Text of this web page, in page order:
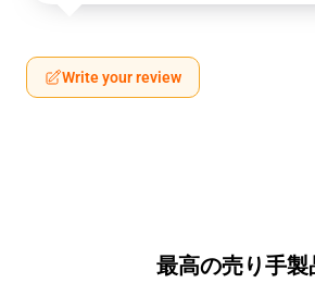
Write your review
最高の売り手製